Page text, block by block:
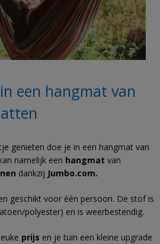
een hangmat van
genieten doe je in een hangmat van
namelijk een hangmat van
dankzij Jumbo.com.
geschikt voor één persoon. De stof is
polyester) en is weerbestendig.
prijs en je tuin een kleine upgrade